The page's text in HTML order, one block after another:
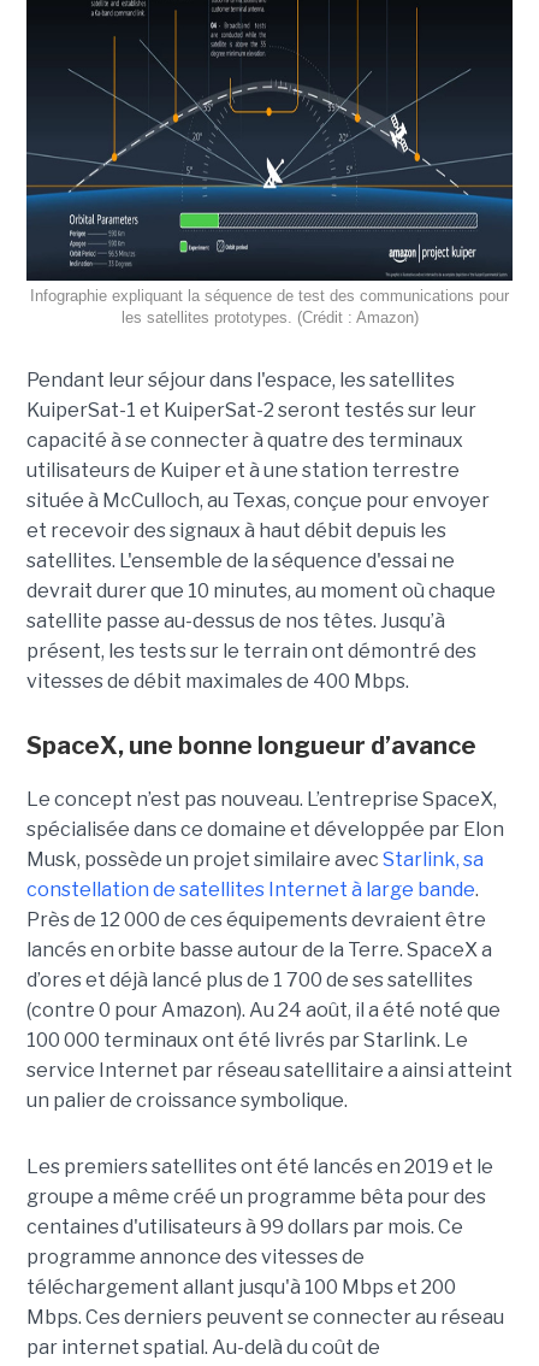
Infographie expliquant la séquence de test des communications pour
les satellites prototypes. (Crédit : Amazon)
Pendant leur séjour dans l'espace, les satellites
KuiperSat-1 et KuiperSat-2 seront testés sur leur
capacité à se connecter à quatre des terminaux
utilisateurs de Kuiper et à une station terrestre
située à McCulloch, au Texas, conçue pour envoyer
et recevoir des signaux à haut débit depuis les
satellites. L'ensemble de la séquence d'essai ne
devrait durer que 10 minutes, au moment où chaque
satellite passe au-dessus de nos têtes. Jusqu’à
présent, les tests sur le terrain ont démontré des
vitesses de débit maximales de 400 Mbps.
SpaceX, une bonne longueur d’avance
Le concept n’est pas nouveau. L’entreprise SpaceX,
spécialisée dans ce domaine et développée par Elon
Musk, possède un projet similaire avec Starlink, sa
constellation de satellites Internet à large bande.
Près de 12 000 de ces équipements devraient être
lancés en orbite basse autour de la Terre. SpaceX a
d’ores et déjà lancé plus de 1 700 de ses satellites
(contre 0 pour Amazon). Au 24 août, il a été noté que
100 000 terminaux ont été livrés par Starlink. Le
service Internet par réseau satellitaire a ainsi atteint
un palier de croissance symbolique.
Les premiers satellites ont été lancés en 2019 et le
groupe a même créé un programme bêta pour des
centaines d'utilisateurs à 99 dollars par mois. Ce
programme annonce des vitesses de
téléchargement allant jusqu'à 100 Mbps et 200
Mbps. Ces derniers peuvent se connecter au réseau
par internet spatial. Au-delà du coût de